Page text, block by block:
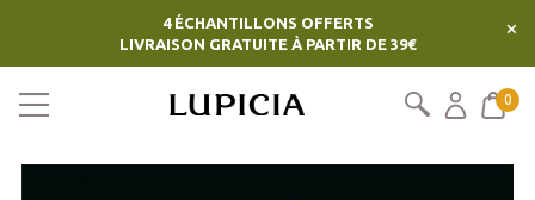
4 ÉCHANTILLONS OFFERTS
LIVRAISON GRATUITE À PARTIR DE 39€
×
0